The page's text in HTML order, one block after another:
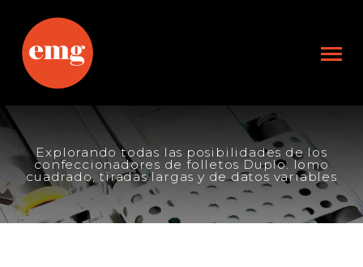
Explorando todas las posibilidades de los
confeccionadores de folletos Duplo: lomo
cuadrado, tiradas largas y de datos variables